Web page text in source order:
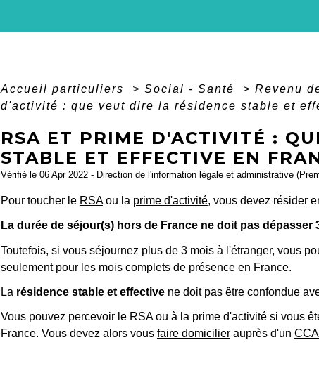
Accueil particuliers > Social - Santé > Revenu
d'activité : que veut dire la résidence stable et
RSA ET PRIME D'ACTIVITÉ :
STABLE ET EFFECTIVE EN
Vérifié le 06 Apr 2022 - Direction de l'information légale et administrative
Pour toucher le RSAou la prime d'activité, vous devez résider
La durée de séjour(s) hors de France ne doit pas dépasser
Toutefois, si vous séjournez plus de 3 mois à l'étranger, vous
seulement pour les mois complets de présence en France.
La résidence stable et effectivene doit pas être confondue
Vous pouvez percevoir le RSA ou à la prime d'activité si vous
France. Vous devez alors vous faire domicilierauprès d'un